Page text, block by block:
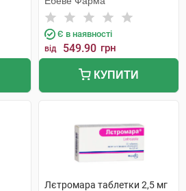
Є в наявності
від 549.90 грн
КУПИТИ
Лєтромара таблетки 2,5 мг